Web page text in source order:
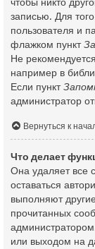
чтобы никто
записью. Для
пользователя и
флажком пункт
Не
например в
Если пункт
администратор
Вернуться к
Что делает
Она удаляет все
оставаться
выполняют
прочитанных
или выходом на